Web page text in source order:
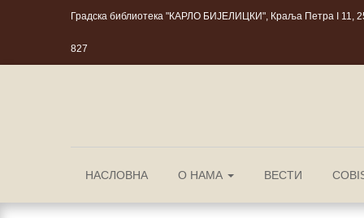
Градска библиотека "КАРЛО БИЈЕЛИЦКИ", Краља Петра I 11,
827
НАСЛОВНА О НАМА ВЕСТИ